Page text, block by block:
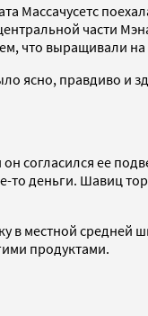
Массачусетс
части
что выращивали на
ясно, правдиво и
согласился ее
то деньги. Шавиц
в местной средней
продуктами.